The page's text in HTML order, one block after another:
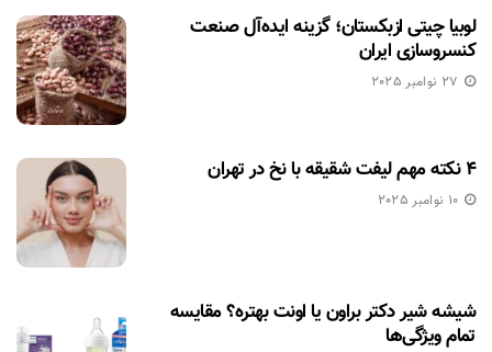
لوبیا چیتی ازبکستان؛ گزینه ایده‌آل صنعت
کنسروسازی ایران
27 نوامبر 2025
۴ نکته مهم لیفت شقیقه با نخ در تهران
10 نوامبر 2025
شیشه شیر دکتر براون یا اونت بهتره؟ مقایسه
تمام ویژگی‌ها